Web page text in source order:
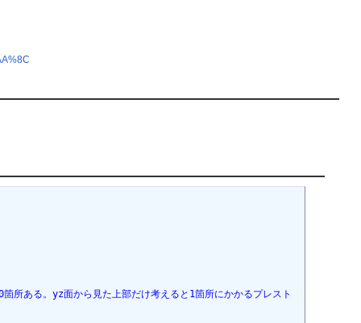
所ある。yz面から見た上部だけ考えると1箇所にかかるプレスト